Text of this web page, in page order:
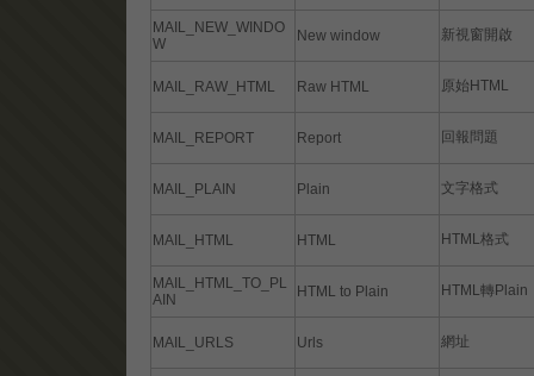
MAIL_NEW_WINDO
W
New window 新視窗開啟
MAIL_RAW_HTML Raw HTML 原始HTML
MAIL_REPORT Report 回報問題
MAIL_PLAIN Plain 文字格式
MAIL_HTML HTML HTML格式
MAIL_HTML_TO_PL
AIN
HTML to Plain HTML轉Plain
MAIL_URLS Urls 網址